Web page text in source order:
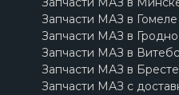
Запчасти МАЗ в Гомеле
Запчасти МАЗ в Гродно
Запчасти МАЗ в
Запчасти МАЗ в Бресте
Запчасти МАЗ с